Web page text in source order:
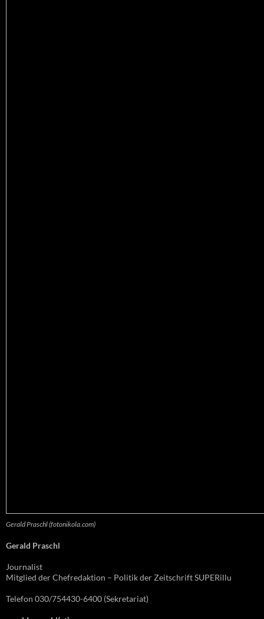
Gerald Praschl (fotonikola.com)
Gerald Praschl
Journalist
Mitglied der Chefredaktion – Politik der Zeitschrift SUPERillu
Telefon 030/754430-6400 (Sekretariat)